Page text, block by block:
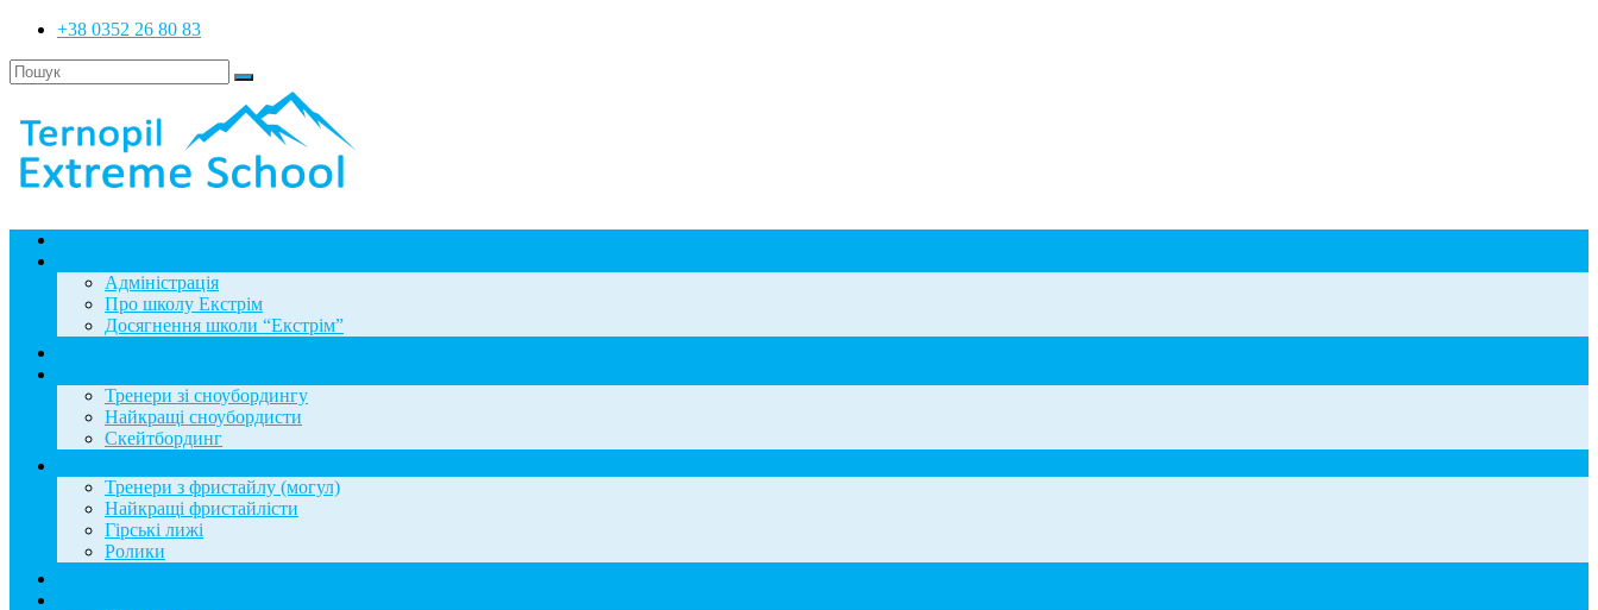
+38 0352 26 80 83
Адміністрація
Про школу Екстрім
Досягнення школи “Екстрім”
Тренери зі сноубордингу
Найкращі сноубордисти
Скейтбординг
Тренери з фристайлу (могул)
Найкращі фристайлісти
Гірські лижі
Ролики